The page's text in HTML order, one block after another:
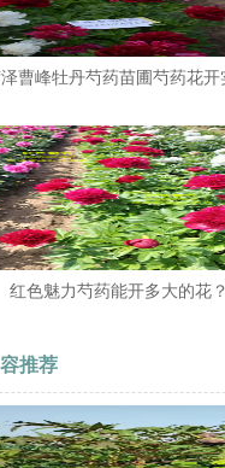
曹峰牡丹芍药苗圃芍药花开
红色魅力芍药能开多大的花？
推荐